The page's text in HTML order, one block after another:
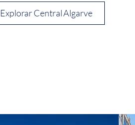
Explorar Central Algarve